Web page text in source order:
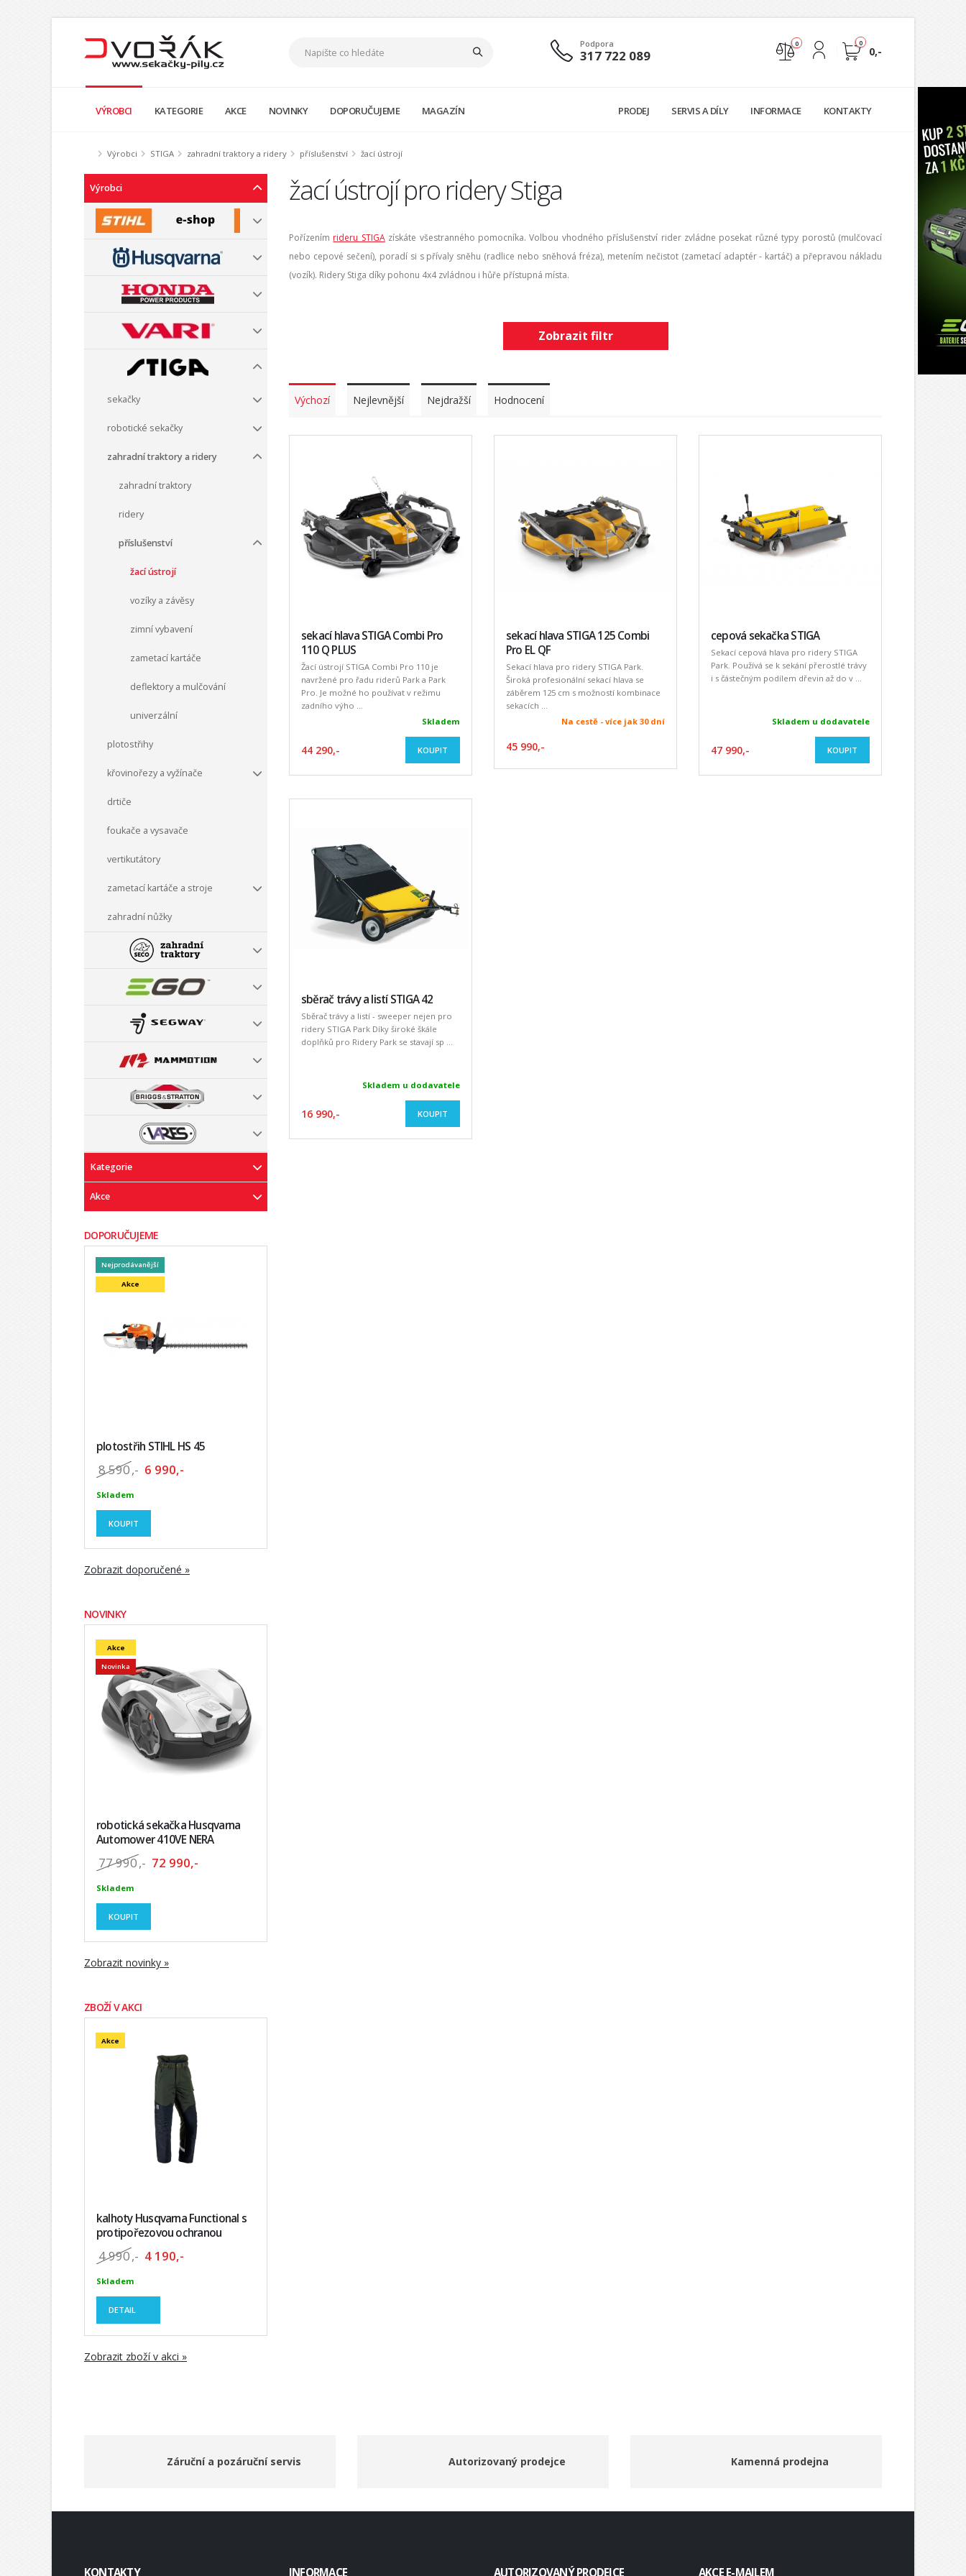
Podpora
317 722 089
0
0,-
0
VÝROBCI KATEGORIE AKCE NOVINKY DOPORUČUJEME MAGAZÍN PRODEJ SERVIS A DÍLY INFORMACE KONTAKTY
Výrobci STIGA zahradní traktory a ridery příslušenství žací ústrojí
Výrobci
sekačky
robotické sekačky
zahradní traktory a ridery
zahradní traktory
ridery
příslušenství
žací ústrojí
vozíky a závěsy
zimní vybavení
zametací kartáče
deflektory a mulčování
univerzální
plotostřihy
křovinořezy a vyžínače
drtiče
foukače a vysavače
vertikutátory
zametací kartáče a stroje
zahradní nůžky
Kategorie
Akce
DOPORUČUJEME
Nejprodávanější
Akce
plotostřih STIHL HS 45
8 590,- 6 990,-
Skladem
KOUPIT
Zobrazit doporučené »
NOVINKY
Akce
Novinka
robotická sekačka Husqvarna
Automower 410VE NERA
77 990,- 72 990,-
Skladem
KOUPIT
Zobrazit novinky »
ZBOŽÍ V AKCI
Akce
kalhoty Husqvarna Functional s
protipořezovou ochranou
4 990,- 4 190,-
Skladem
DETAIL
Zobrazit zboží v akci »
žací ústrojí pro ridery Stiga
Pořízením rideru STIGAzískáte všestranného pomocníka. Volbou vhodného příslušenství rider zvládne posekat různé typy porostů (mulčovací
nebo cepové sečení), poradí si s přívaly sněhu (radlice nebo sněhová fréza), metením nečistot (zametací adaptér - kartáč) a přepravou nákladu
(vozík). Ridery Stiga díky pohonu 4x4 zvládnou i hůře přístupná místa.
Zobrazit filtr
Výchozí Nejlevnější Nejdražší Hodnocení
sekací hlava STIGA Combi Pro
110 Q PLUS
Žací ústrojí STIGA Combi Pro 110 je
navržené pro řadu riderů Park a Park
Pro. Je možné ho používat v režimu
zadního výho ...
Skladem
44 290,- KOUPIT
sekací hlava STIGA 125 Combi
Pro EL QF
Sekací hlava pro ridery STIGA Park.
Široká profesionální sekací hlava se
záběrem 125 cm s možností kombinace
sekacích ...
Na cestě - více jak 30 dní
45 990,-
cepová sekačka STIGA
Sekací cepová hlava pro ridery STIGA
Park. Používá se k sekání přerostlé trávy
i s částečným podílem dřevin až do v ...
Skladem u dodavatele
47 990,- KOUPIT
sběrač trávy a listí STIGA 42
Sběrač trávy a listí - sweeper nejen pro
ridery STIGA Park Díky široké škále
doplňků pro Ridery Park se stavají sp ...
Skladem u dodavatele
16 990,- KOUPIT
Záruční a pozáruční servis Autorizovaný prodejce Kamenná prodejna
KONTAKTY INFORMACE AUTORIZOVANÝ PRODEJCE AKCE E-MAILEM